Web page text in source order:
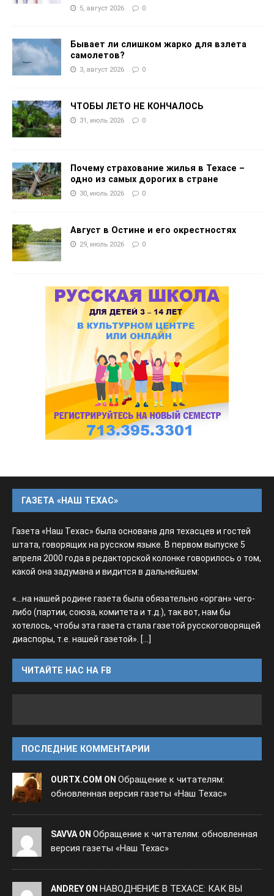
5, август 2026 0
Бывает ли слишком жарко для взлета
самолетов?
3, август 2026 0
ЧТОБЫ ЛЕТО НЕ КОНЧАЛОСЬ
31, июль 2026 0
Почему страхование жилья в Техасе –
одно из самых дорогих в стране
30, июль 2026 0
Август в Остине и его окрестностях
29, июль 2026 0
ГАЗЕТА «НАШ ТЕХАС»
Газета «Наш Техас» была основана для техасцев и гостей
штата, говорящих на русском языке. В первом выпуске 5
апреля 2000 года в редакторской колонке говорилось о том,
какой она задумана и видится в дальнейшем:
«...на нашей родине газета была обязательно «орган» чего-
либо (партии, союза, комитета и т.д.), так вот, нам бы
хотелось, чтобы эта газета стала газетой русскоговорящей
диаспоры, т.е. нашей газетой». [...]
ЧИТАЙТЕ НАС НА FB
ПОСЛЕДНИЕ КОММЕНТАРИИ
OURTX.COM ON Обращение к читателям:
обновленная версия газеты «Наш Техас»
SAVVA ON Обращение к читателям: обновленная
версия газеты «Наш Техас»
ANDREY ON НАВОДНЕНИЕ В ТЕХАСЕ: КАК ВЫ